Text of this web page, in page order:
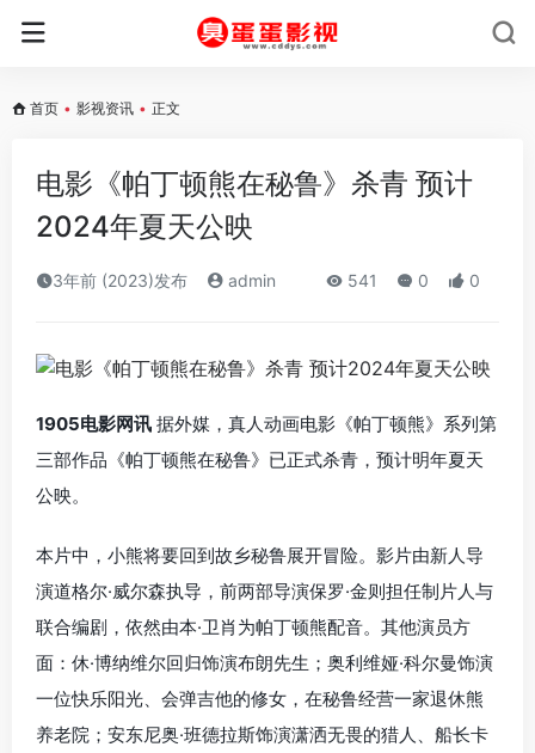
首页 • 影视资讯 • 正文
电影《帕丁顿熊在秘鲁》杀青 预计
2024年夏天公映
3年前 (2023)发布 admin 541 0 0
1905电影网讯 据外媒，真人动画电影《帕丁顿熊》系列第
三部作品《帕丁顿熊在秘鲁》已正式杀青，预计明年夏天
公映。
本片中，小熊将要回到故乡秘鲁展开冒险。影片由新人导
演道格尔·威尔森执导，前两部导演保罗·金则担任制片人与
联合编剧，依然由本·卫肖为帕丁顿熊配音。其他演员方
面：休·博纳维尔回归饰演布朗先生；奥利维娅·科尔曼饰演
一位快乐阳光、会弹吉他的修女，在秘鲁经营一家退休熊
养老院；安东尼奥·班德拉斯饰演潇洒无畏的猎人、船长卡